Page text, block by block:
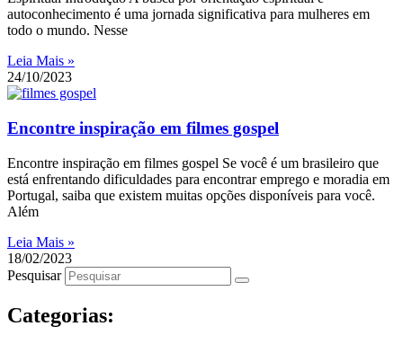
autoconhecimento é uma jornada significativa para mulheres em
todo o mundo. Nesse
Leia Mais »
24/10/2023
Encontre inspiração em filmes gospel
Encontre inspiração em filmes gospel Se você é um brasileiro que
está enfrentando dificuldades para encontrar emprego e moradia em
Portugal, saiba que existem muitas opções disponíveis para você.
Além
Leia Mais »
18/02/2023
Pesquisar
Categorias: